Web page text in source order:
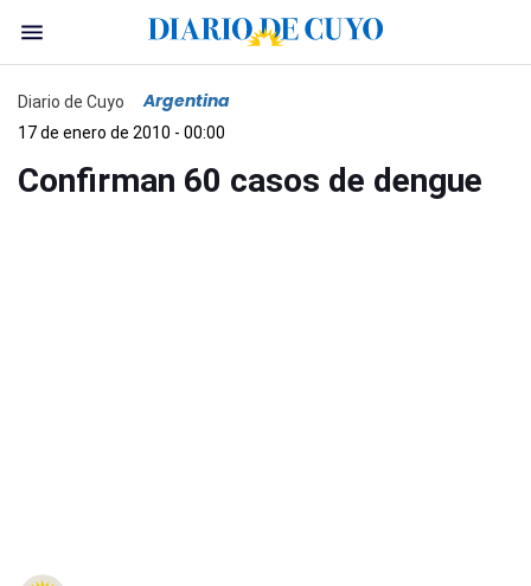
Diario de Cuyo Argentina
17 de enero de 2010 - 00:00
Confirman 60 casos de dengue